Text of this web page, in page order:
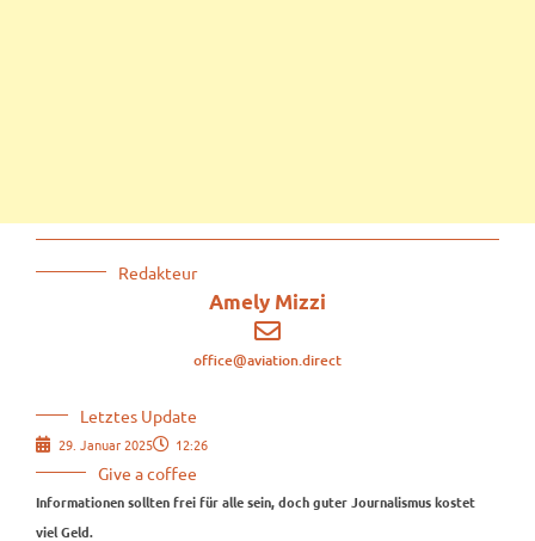
Redakteur
Amely Mizzi
office@aviation.direct
Letztes Update
29. Januar 2025 12:26
Give a coffee
Informationen sollten frei für alle sein, doch guter Journalismus kostet
viel Geld.